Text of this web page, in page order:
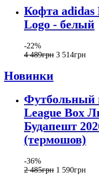
Кофта adidas
Logo - белый
-22%
4 489грн 3 514грн
Новинки
Футбольный
League Box
Будапешт
(термошов)
-36%
2 485грн 1 590грн